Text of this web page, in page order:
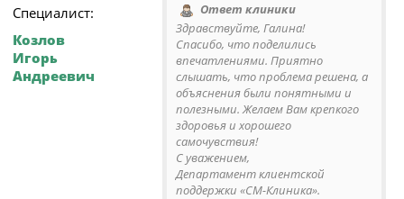
Специалист:
Козлов
Игорь
Андреевич
Ответ клиники
Здравствуйте, Галина!
Спасибо, что поделились
впечатлениями. Приятно
слышать, что проблема решена, а
объяснения были понятными и
полезными. Желаем Вам крепкого
здоровья и хорошего
самочувствия!
С уважением,
Департамент клиентской
поддержки «СМ-Клиника».